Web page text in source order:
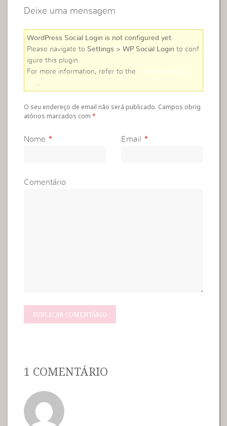
Deixe uma mensagem
WordPress Social Login is not configured yet.
Please navigate to Settings > WP Social Login to conf
igure this plugin.
For more information, refer to the
online user guid
e
..
O seu endereço de email não será publicado. Campos obrig
atórios marcados com*
Nome * Email *
Comentário
1 COMENTÁRIO